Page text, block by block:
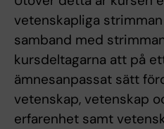
vetenskapliga
samband med
kursdeltagarna att på
ämnesanpassat sätt
vetenskap, vetenskap
erfarenhet samt